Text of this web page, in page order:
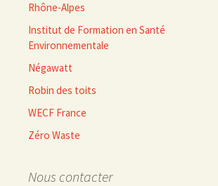
Rhône-Alpes
Institut de Formation en Santé
Environnementale
Négawatt
Robin des toits
WECF France
Zéro Waste
Nous contacter